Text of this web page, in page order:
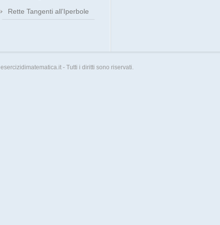
Rette Tangenti all’Iperbole
esercizidimatematica.it - Tutti i diritti sono riservati.